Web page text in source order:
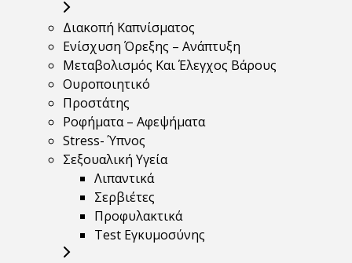
Διακοπή Καπνίσματος
Ενίσχυση Όρεξης – Ανάπτυξη
Μεταβολισμός Και Έλεγχος Βάρους
Ουροποιητικό
Προστάτης
Ροφήματα – Αφεψήματα
Stress- Ύπνος
Σεξουαλική Υγεία
Λιπαντικά
Σερβιέτες
Προφυλακτικά
Test Εγκυμοσύνης